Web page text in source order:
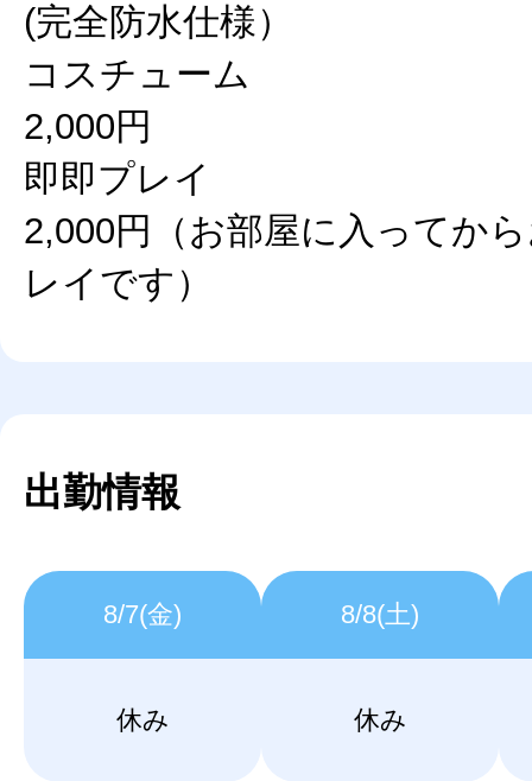
(完全防水仕様）
コスチューム
2,000円
即即プレイ
2,000円（お部屋に入ってか
レイです）
出勤情報
8/7(金)
休み
8/8(土)
休み